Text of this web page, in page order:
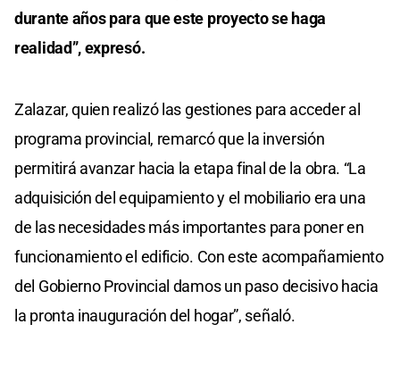
durante años para que este proyecto se haga
realidad”, expresó.
Zalazar, quien realizó las gestiones para acceder al
programa provincial, remarcó que la inversión
permitirá avanzar hacia la etapa final de la obra. “La
adquisición del equipamiento y el mobiliario era una
de las necesidades más importantes para poner en
funcionamiento el edificio. Con este acompañamiento
del Gobierno Provincial damos un paso decisivo hacia
la pronta inauguración del hogar”, señaló.